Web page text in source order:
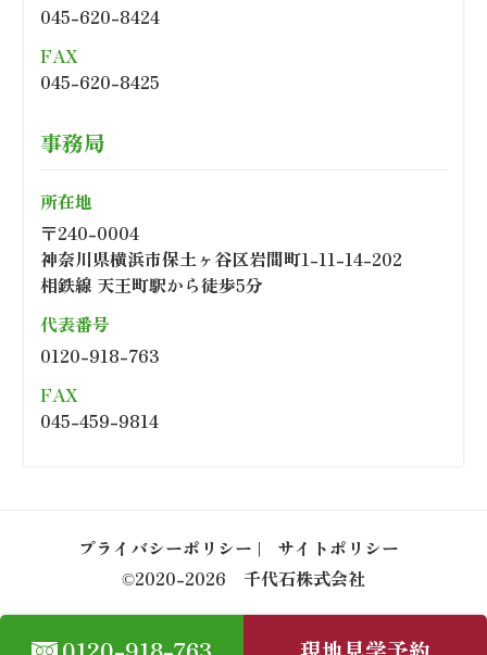
045-620-8424
FAX
045-620-8425
事務局
所在地
〒240-0004
神奈川県横浜市保土ヶ谷区岩間町1-11-14-202
相鉄線 天王町駅から徒歩5分
代表番号
0120-918-763
FAX
045-459-9814
プライバシーポリシー
サイトポリシー
©2020-2026 千代石株式会社